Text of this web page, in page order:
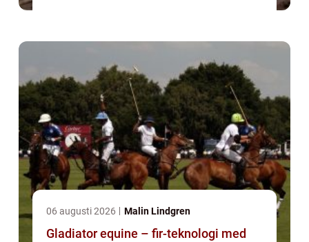
06 augusti 2026 Malin Lindgren
Gladiator equine – fir-teknologi med